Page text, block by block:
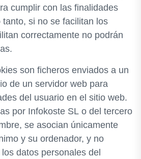
cumplir con las finalidades
si no se facilitan los
correctamente no podrán
son ficheros enviados a un
de un servidor web para
del usuario en el sitio web.
por Infokoste SL o del tercero
se asocian únicamente
y su ordenador, y no
datos personales del